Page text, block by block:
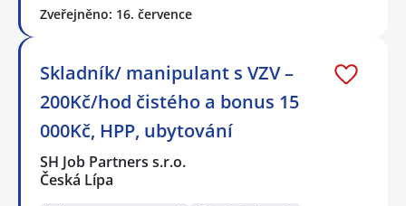
Zveřejněno: 16. července
Skladník/ manipulant s VZV –
200Kč/hod čistého a bonus 15
000Kč, HPP, ubytování
SH Job Partners s.r.o.
Česká Lípa